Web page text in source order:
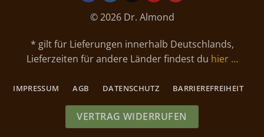
© 2026 Dr. Almond
* gilt für Lieferungen innerhalb Deutschlands,
Lieferzeiten für andere Länder findest du hier …
IMPRESSUM AGB DATENSCHUTZ BARRIEREFREIHEIT
VERTRAG WIDERRUFEN